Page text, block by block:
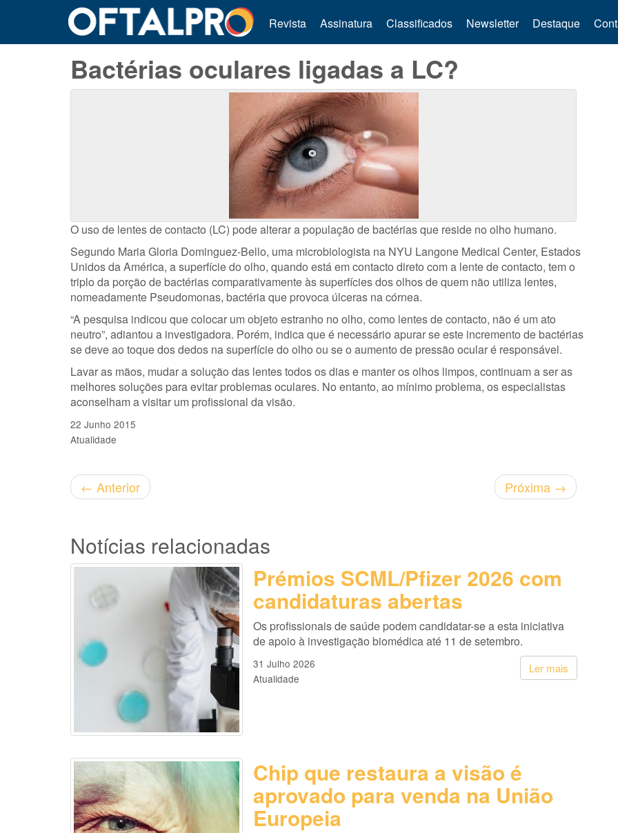
Revista Assinatura Classificados Newsletter Destaque
Bactérias oculares ligadas a LC?
O uso de lentes de contacto (LC) pode alterar a população de bactérias que reside no olho humano.
Segundo Maria Gloria Dominguez-Bello, uma microbiologista na NYU Langone Medical Center, Estados
Unidos da América, a superfície do olho, quando está em contacto direto com a lente de contacto, tem o
triplo da porção de bactérias comparativamente às superfícies dos olhos de quem não utiliza lentes,
nomeadamente Pseudomonas, bactéria que provoca úlceras na córnea.
“A pesquisa indicou que colocar um objeto estranho no olho, como lentes de contacto, não é um ato
neutro”, adiantou a investigadora. Porém, indica que é necessário apurar se este incremento de bactérias
se deve ao toque dos dedos na superfície do olho ou se o aumento de pressão ocular é responsável.
Lavar as mãos, mudar a solução das lentes todos os dias e manter os olhos limpos, continuam a ser as
melhores soluções para evitar problemas oculares. No entanto, ao mínimo problema, os especialistas
aconselham a visitar um profissional da visão.
22 Junho 2015
Atualidade
← Anterior Próxima →
Notícias relacionadas
Prémios SCML/Pfizer 2026 com
candidaturas abertas
Os profissionais de saúde podem candidatar-se a esta iniciativa
de apoio à investigação biomédica até 11 de setembro.
Ler mais
31 Julho 2026
Atualidade
Chip que restaura a visão é
aprovado para venda na União
Europeia